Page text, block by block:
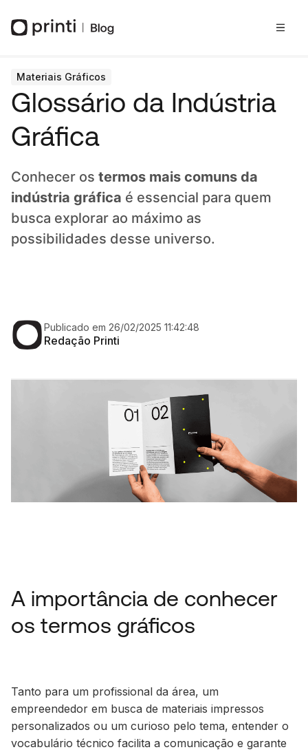
Materiais Gráficos
Glossário da Indústria
Gráfica
Conhecer os termos mais comuns da
indústria gráfica é essencial para quem
busca explorar ao máximo as
possibilidades desse universo.
Publicado em 26/02/2025 11:42:48
Redação Printi
A importância de conhecer
os termos gráficos
Tanto para um profissional da área, um
empreendedor em busca de materiais impressos
personalizados ou um curioso pelo tema, entender o
vocabulário técnico facilita a comunicação e garante